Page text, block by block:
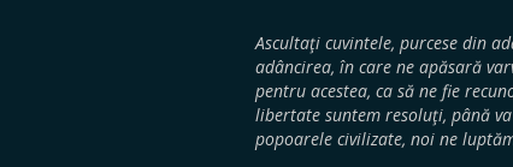
Ascultaţi cuvintele, purcese din
adâncirea, în care ne apăsară
pentru acestea, ca să ne fie
libertate suntem resoluţi, până
popoarele civilizate, noi ne